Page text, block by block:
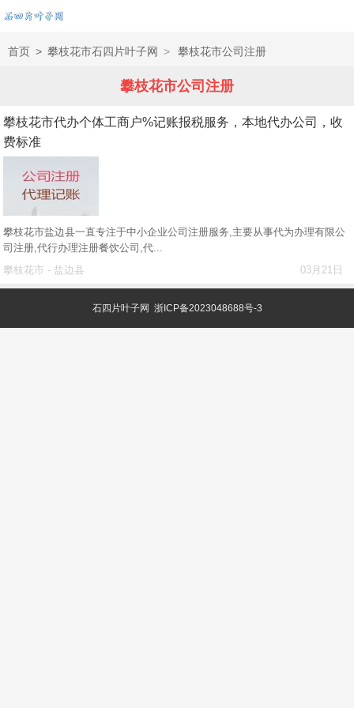
首页 > 攀枝花市石四片叶子网 > 攀枝花市公司注册
攀枝花市公司注册
攀枝花市代办个体工商户%记账报税服务，本地代办公司，收
费标准
攀枝花市盐边县一直专注于中小企业公司注册服务,主要从事代为办理有限公
司注册,代行办理注册餐饮公司,代...
03月21日
攀枝花市 - 盐边县
石四片叶子网 浙ICP备2023048688号-3